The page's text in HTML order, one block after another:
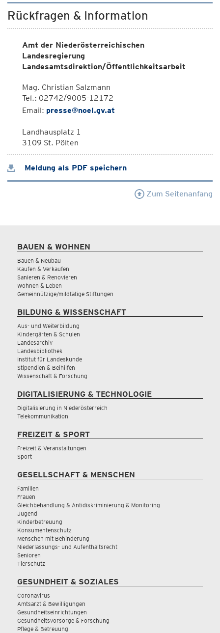
Rückfragen & Information
Amt der Niederösterreichischen
Landesregierung
Landesamtsdirektion/Öffentlichkeitsarbeit
Mag. Christian Salzmann
Tel.: 02742/9005-12172
Email: presse@noel.gv.at
Landhausplatz 1
3109 St. Pölten
Meldung als PDF speichern
Zum Seitenanfang
BAUEN & WOHNEN
Bauen & Neubau
Kaufen & Verkaufen
Sanieren & Renovieren
Wohnen & Leben
Gemeinnützige/mildtätige Stiftungen
BILDUNG & WISSENSCHAFT
Aus- und Weiterbildung
Kindergärten & Schulen
Landesarchiv
Landesbibliothek
Institut für Landeskunde
Stipendien & Beihilfen
Wissenschaft & Forschung
DIGITALISIERUNG & TECHNOLOGIE
Digitalisierung in Niederösterreich
Telekommunikation
FREIZEIT & SPORT
Freizeit & Veranstaltungen
Sport
GESELLSCHAFT & MENSCHEN
Familien
Frauen
Gleichbehandlung & Antidiskriminierung & Monitoring
Jugend
Kinderbetreuung
Konsumentenschutz
Menschen mit Behinderung
Niederlassungs- und Aufenthaltsrecht
Senioren
Tierschutz
GESUNDHEIT & SOZIALES
Coronavirus
Amtsarzt & Bewilligungen
Gesundheitseinrichtungen
Gesundheitsvorsorge & Forschung
Pflege & Betreuung